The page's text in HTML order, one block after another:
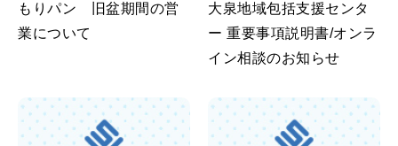
もりパン 旧盆期間の営
業について
大泉地域包括支援センタ
ー 重要事項説明書/オンラ
イン相談のお知らせ